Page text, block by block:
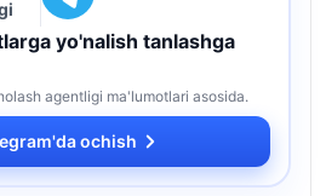
yo'nalish tanlashga
agentligi ma'lumotlari asosida.
ochish